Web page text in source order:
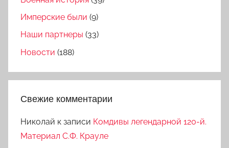
Имперские были (9)
Наши партнеры (33)
Новости (188)
Свежие комментарии
Николай к записи Комдивы легендарной 120-й.
Материал С.Ф. Крауле